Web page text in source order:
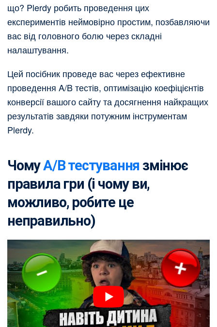
що? Plerdy робить проведення цих
експериментів неймовірно простим, позбавляючи
вас від головного болю через складні
налаштування.
Цей посібник проведе вас через ефективне
проведення A/B тестів, оптимізацію коефіцієнтів
конверсії вашого сайту та досягнення найкращих
результатів завдяки потужним інструментам
Plerdy.
ЧомуA/B тестування змінює
правила гри (і чому ви,
можливо, робите це
неправильно)